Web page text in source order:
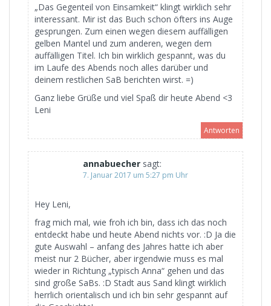
„Das Gegenteil von Einsamkeit“ klingt wirklich sehr
interessant. Mir ist das Buch schon öfters ins Auge
gesprungen. Zum einen wegen diesem auffälligen
gelben Mantel und zum anderen, wegen dem
auffälligen Titel. Ich bin wirklich gespannt, was du
im Laufe des Abends noch alles darüber und
deinem restlichen SaB berichten wirst. =)
Ganz liebe Grüße und viel Spaß dir heute Abend <3
Leni
Antworten
annabuecher sagt:
7. Januar 2017 um 5:27 pm Uhr
Hey Leni,
frag mich mal, wie froh ich bin, dass ich das noch
entdeckt habe und heute Abend nichts vor. :D Ja die
gute Auswahl – anfang des Jahres hatte ich aber
meist nur 2 Bücher, aber irgendwie muss es mal
wieder in Richtung „typisch Anna“ gehen und das
sind große SaBs. :D Stadt aus Sand klingt wirklich
herrlich orientalisch und ich bin sehr gespannt auf